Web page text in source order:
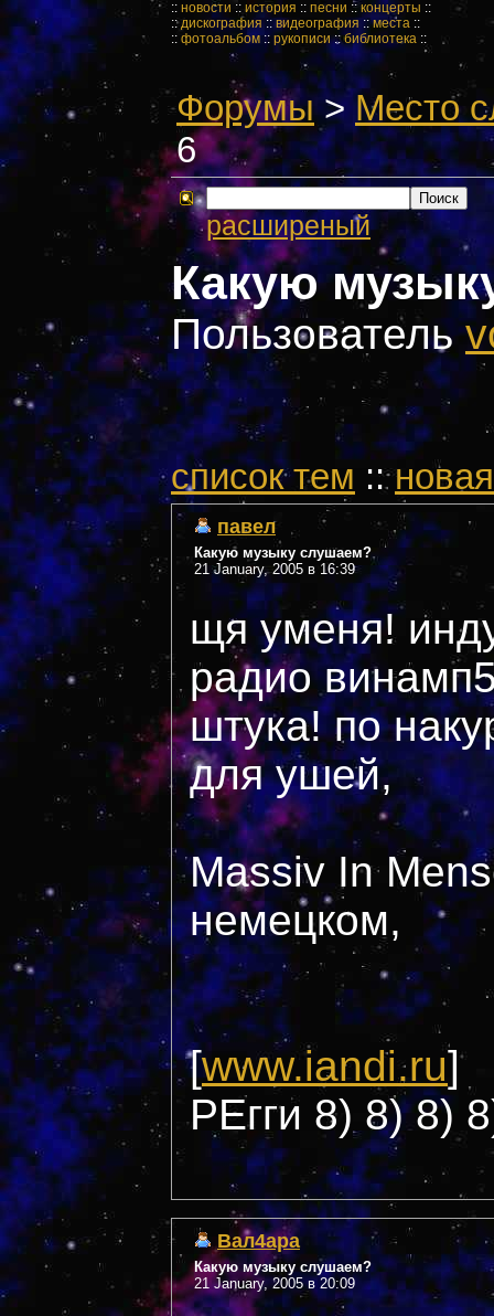
:: новости :: история :: песни :: концерты ::
::дискография :: видеография ::места ::
:: фотоальбом::рукописи::библиотека ::
Форумы> Место
6
расширеный
Какую
Пользователь
cписок тем ::
павел
Какую музыку слушаем?
21 January, 2005 в 16:39
щя уменя!
радио
штука! по
для ушей,
Massiv In
немецком,
[www.iandi.ru]
РЕгги 8) 8) 8)
Вал4ара
Какую музыку слушаем?
21 January, 2005 в 20:09